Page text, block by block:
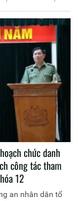
năng; 03 đội thi là
thể học viên hệ
chức danh
công tác tham
12
an nhân dân tổ